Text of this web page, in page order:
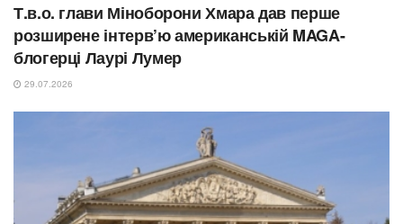
Т.в.о. глави Міноборони Хмара дав перше
розширене інтерв’ю американській MAGA-
блогерці Лаурі Лумер
29.07.2026